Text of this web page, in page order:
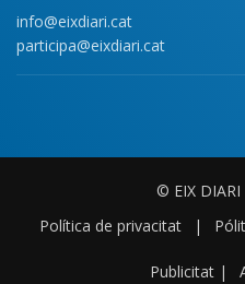
info@eixdiari.cat
participa@eixdiari.cat
© EIX
Política de privacitat
|
Publicitat |